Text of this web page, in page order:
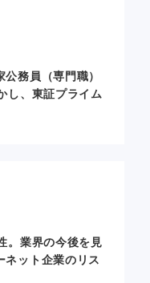
務員（専門職）
し、東証プライム
。業界の今後を見
ネット企業のリス